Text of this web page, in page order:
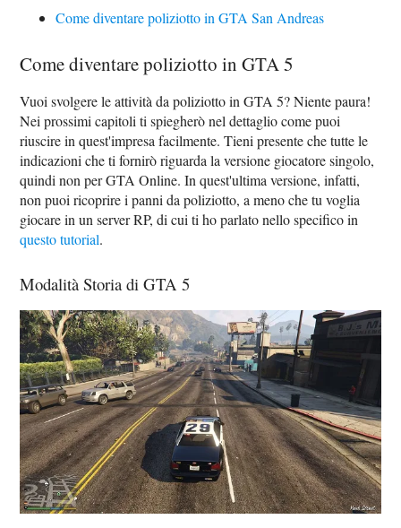
Come diventare poliziotto in GTA San Andreas
Come diventare poliziotto in GTA 5
Vuoi svolgere le attività da poliziotto in GTA 5? Niente paura!
Nei prossimi capitoli ti spiegherò nel dettaglio come puoi
riuscire in quest'impresa facilmente. Tieni presente che tutte le
indicazioni che ti fornirò riguarda la versione giocatore singolo,
quindi non per GTA Online. In quest'ultima versione, infatti,
non puoi ricoprire i panni da poliziotto, a meno che tu voglia
giocare in un server RP, di cui ti ho parlato nello specifico in
questo tutorial.
Modalità Storia di GTA 5